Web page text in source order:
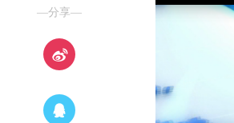
—分享—